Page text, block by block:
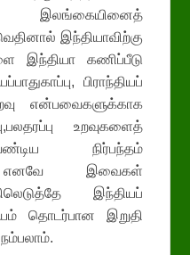
இலங்கையினைத்
இந்தியாவிற்கு
இந்தியா கணிப்பீடு
பிராந்தியப்
என்பவைகளுக்காக
உறவுகளைத்
நிர்பந்தம்
எனவே இவைகள்
இந்தியப்
தொடர்பான இறுதி